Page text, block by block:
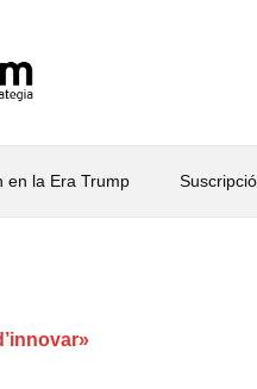
en la Era Trump